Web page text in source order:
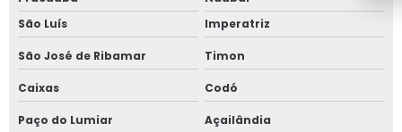
São Luís
Imperatriz
São José de Ribamar Timon
Caixas Codó
Paço do Lumiar Açailândia